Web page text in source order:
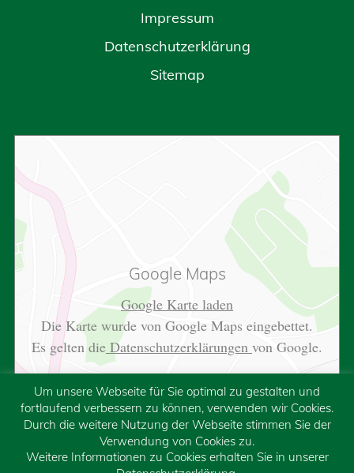
Impressum
Datenschutzerklärung
Sitemap
Google Maps
Google Karte laden
Die Karte wurde von Google Maps eingebettet.
Es gelten die Datenschutzerklärungen von Google.
Um unsere Webseite für Sie optimal zu gestalten und
fortlaufend verbessern zu können, verwenden wir Cookies.
Durch die weitere Nutzung der Webseite stimmen Sie der
Verwendung von Cookies zu.
Weitere Informationen zu Cookies erhalten Sie in unserer